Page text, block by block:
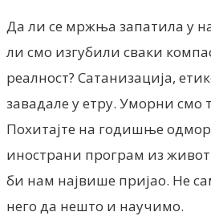
Да ли се мржња запатила у
ли смо изгубили сваки
реалност? Сатанизација,
завадале у етру. Уморни смо
Похитајте на годишње
инострани програм из
би нам највише пријао. Не
него да нешто и научимо.